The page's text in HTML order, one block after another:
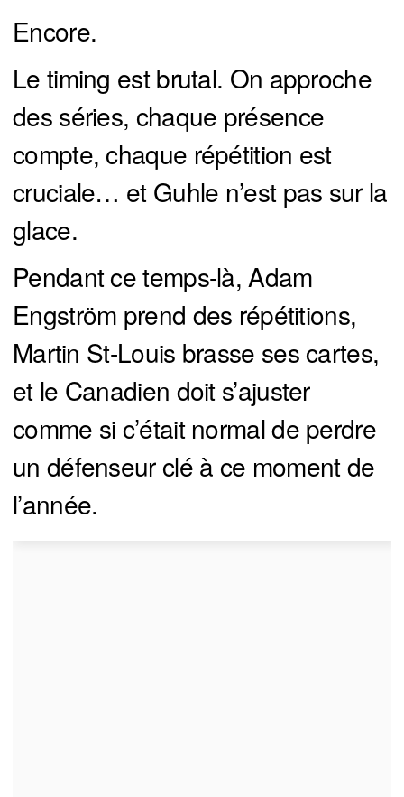
Encore.
Le timing est brutal. On approche
des séries, chaque présence
compte, chaque répétition est
cruciale… et Guhle n’est pas sur la
glace.
Pendant ce temps-là, Adam
Engström prend des répétitions,
Martin St-Louis brasse ses cartes,
et le Canadien doit s’ajuster
comme si c’était normal de perdre
un défenseur clé à ce moment de
l’année.